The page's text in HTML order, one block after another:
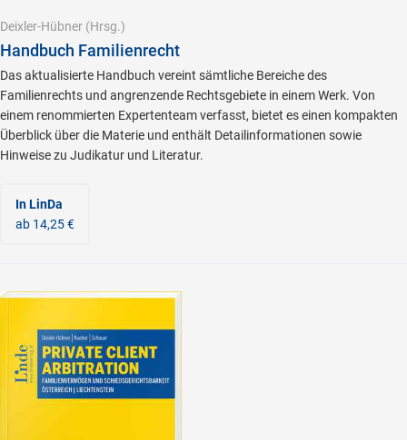
Deixler-Hübner (Hrsg.)
Handbuch Familienrecht
Das aktualisierte Handbuch vereint sämtliche Bereiche des
Familienrechts und angrenzende Rechtsgebiete in einem Werk. Von
einem renommierten Expertenteam verfasst, bietet es einen kompakten
Überblick über die Materie und enthält Detailinformationen sowie
Hinweise zu Judikatur und Literatur.
In LinDa
ab 14,25 €